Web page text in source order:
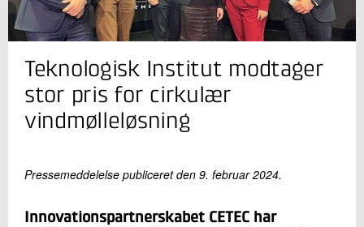
Jeg er din kontaktperson
Helle Svendsen
Centerchef, ph.d.
Cirkulære Ressourcer
+45 72 20 26 24
Teknologisk Institut modtager
stor pris for cirkulær
vindmølleløsning
Pressemeddelelse publiceret den 9. februar 2024.
Innovationspartnerskabet CETEC har